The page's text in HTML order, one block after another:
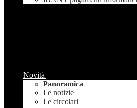
Novità
Panoramica
Le notizie
Le circolari